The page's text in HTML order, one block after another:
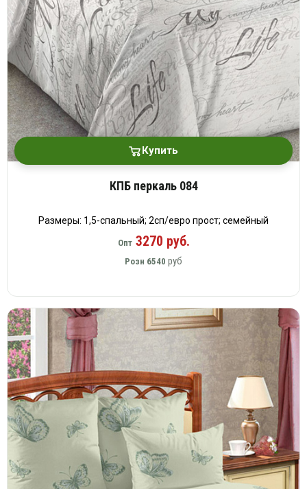
Купить
КПБ перкаль 084
Размеры: 1,5-спальный; 2сп/евро прост; семейный
Опт3270 руб.
Розн 6540 руб